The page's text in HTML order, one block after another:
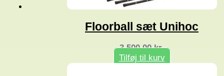
Floorball sæt Unihoc
3.500,00kr.
Tilføj til kurv